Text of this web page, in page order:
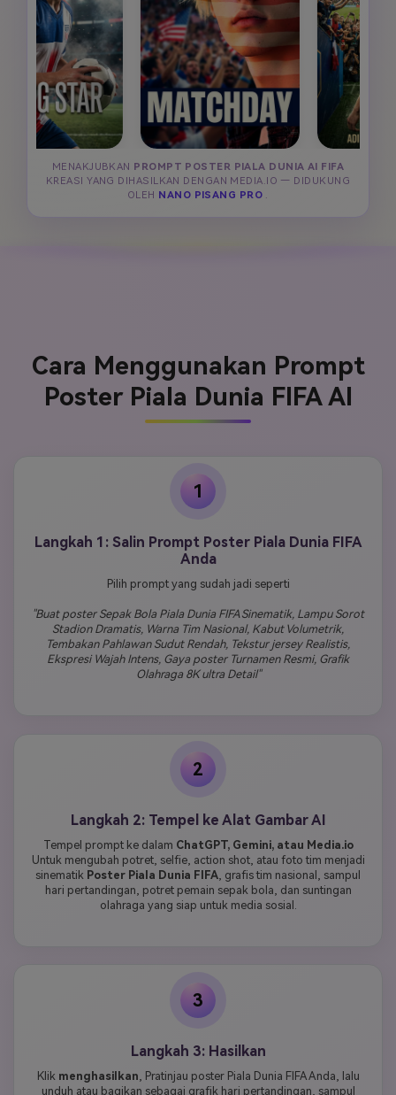
MENAKJUBKAN
PROMPT POSTER PIALA DUNIA AI FIFA
KREASI YANG DIHASILKAN DENGAN MEDIA.IO — DIDUKUNG
OLEH
NANO PISANG PRO .
Cara Menggunakan Prompt
Poster Piala Dunia FIFA AI
1
Langkah 1: Salin Prompt Poster Piala Dunia FIFA
Anda
Pilih prompt yang sudah jadi seperti
"Buat poster Sepak Bola Piala Dunia FIFA Sinematik, Lampu Sorot
Stadion Dramatis, Warna Tim Nasional, Kabut Volumetrik,
Tembakan Pahlawan Sudut Rendah, Tekstur jersey Realistis,
Ekspresi Wajah Intens, Gaya poster Turnamen Resmi, Grafik
Olahraga 8K ultra Detail"
2
Langkah 2: Tempel ke Alat Gambar AI
Tempel prompt ke dalam ChatGPT, Gemini, atau Media.io
Untuk mengubah potret, selfie, action shot, atau foto tim menjadi
sinematik Poster Piala Dunia FIFA , grafis tim nasional, sampul
hari pertandingan, potret pemain sepak bola, dan suntingan
olahraga yang siap untuk media sosial.
3
Langkah 3: Hasilkan
Klik menghasilkan , Pratinjau poster Piala Dunia FIFA Anda, lalu
unduh atau bagikan sebagai grafik hari pertandingan, sampul